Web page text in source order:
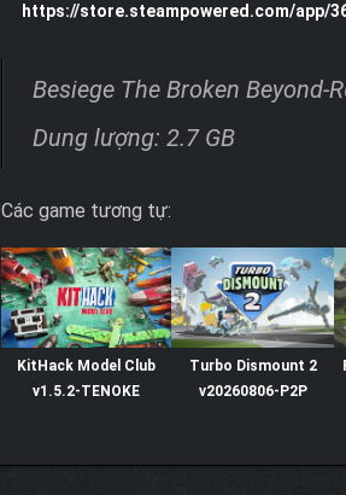
https://store.steampowered.com/app/
Besiege The Broken Beyond-
Dung lượng: 2.7 GB
Các game tương tự:
KitHack Model Club
v1.5.2-TENOKE
Turbo Dismount 2
v20260806-P2P